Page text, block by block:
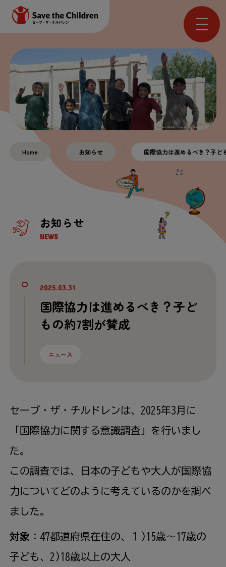
お知らせ
NEWS
Home お知らせ 国際協力は進めるべき？子ど
2025.03.31
国際協力は進めるべき？子ど
もの約7割が賛成
ニュース
セーブ・ザ・チルドレンは、2025年3 月 に
「国際協力に関する意識調査」を行いまし
た。
この調査では、日本の子どもや大人が国際協
力についてどのように考えているのかを調べ
ました。
対象 ：47都道府県在住の、１)15歳～17歳の
子ども、2)18歳以上の大人